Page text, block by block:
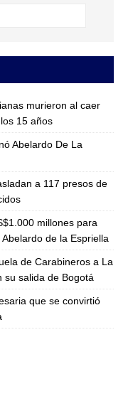
murieron al caer
15 años
Abelardo De La
a 117 presos de
millones para
de la Espriella
de Carabineros a La
su salida de Bogotá
que se convirtió